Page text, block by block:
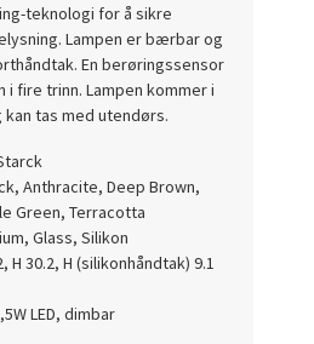
teknologi for å sikre
Lampen er bærbar og
En berøringssensor
fire trinn. Lampen kommer i
tas med utendørs.
Anthracite, Deep Brown,
Green, Terracotta
Glass, Silikon
H 30.2, H (silikonhåndtak) 9.1
LED, dimbar